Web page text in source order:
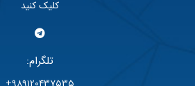
کلیک کنید
تلگرام: